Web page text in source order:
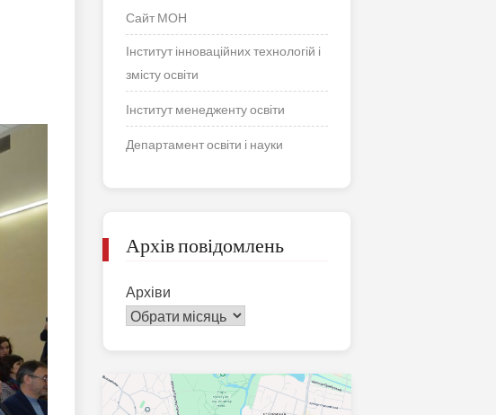
Сайт МОН
Інститут інноваційних технологій і
змісту освіти
Інститут менедженту освіти
Департамент освіти і науки
Архів повідомлень
Архіви